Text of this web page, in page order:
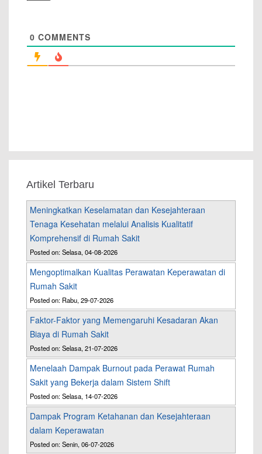
0 COMMENTS
Artikel Terbaru
Meningkatkan Keselamatan dan Kesejahteraan
Tenaga Kesehatan melalui Analisis Kualitatif
Komprehensif di Rumah Sakit
Posted on: Selasa, 04-08-2026
Mengoptimalkan Kualitas Perawatan Keperawatan di
Rumah Sakit
Posted on: Rabu, 29-07-2026
Faktor-Faktor yang Memengaruhi Kesadaran Akan
Biaya di Rumah Sakit
Posted on: Selasa, 21-07-2026
Menelaah Dampak Burnout pada Perawat Rumah
Sakit yang Bekerja dalam Sistem Shift
Posted on: Selasa, 14-07-2026
Dampak Program Ketahanan dan Kesejahteraan
dalam Keperawatan
Posted on: Senin, 06-07-2026